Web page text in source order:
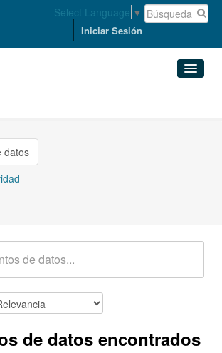
Select Language ▼
Iniciar Sesión
datos
de datos encontrados